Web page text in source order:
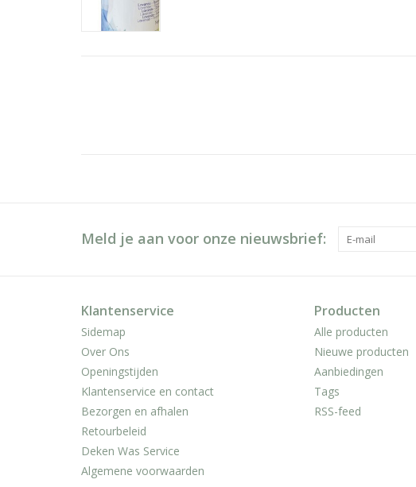
Meld je aan voor onze nieuwsbrief:
Klantenservice
Sidemap
Over Ons
Openingstijden
Klantenservice en contact
Bezorgen en afhalen
Retourbeleid
Deken Was Service
Algemene voorwaarden
Producten
Alle producten
Nieuwe producten
Aanbiedingen
Tags
RSS-feed